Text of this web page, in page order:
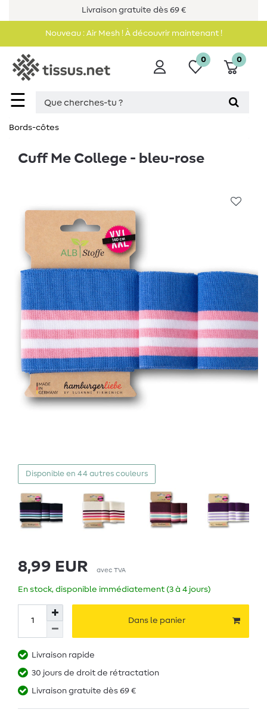
Livraison gratuite dès 69 €
Nouveau : Air Mesh ! À découvrir maintenant !
☰
0 0
Bords-côtes
Cuff Me College - bleu-rose
Disponible en 44 autres couleurs
8,99 EUR avec TVA
En stock, disponible immédiatement (3 à 4 jours)
Dans le panier
Livraison rapide
30 jours de droit de rétractation
Livraison gratuite dès 69 €